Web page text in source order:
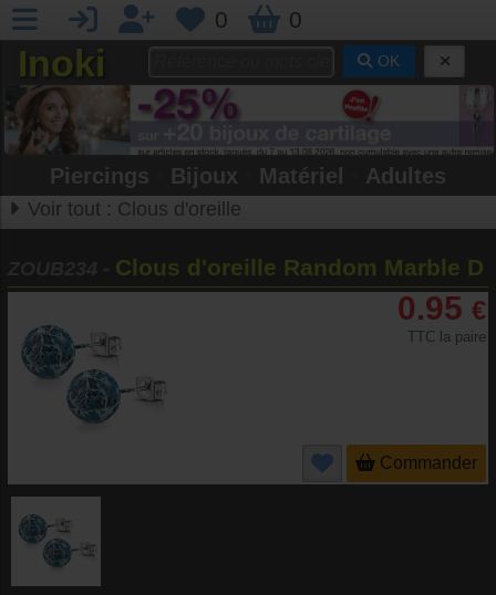
0 0
Inoki OK
Piercings Bijoux Matériel Adultes
Voir tout : Clous d'oreille
Clous d'oreille Random Marble D
0.95 €
TTC la paire
Commander